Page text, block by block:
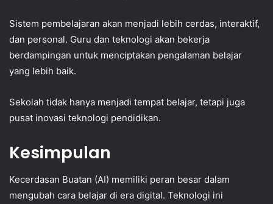
Sistem pembelajaran akan menjadi lebih cerdas, interaktif,
dan personal. Guru dan teknologi akan bekerja
berdampingan untuk menciptakan pengalaman belajar
yang lebih baik.
Sekolah tidak hanya menjadi tempat belajar, tetapi juga
pusat inovasi teknologi pendidikan.
Kesimpulan
Kecerdasan Buatan (AI) memiliki peran besar dalam
mengubah cara belajar di era digital. Teknologi ini